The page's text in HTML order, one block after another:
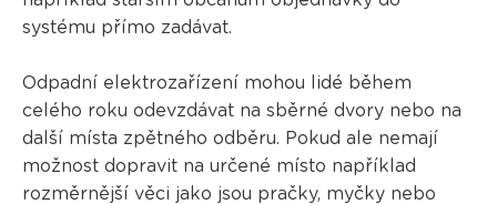
systému přímo zadávat.
Odpadní elektrozařízení mohou lidé během
celého roku odevzdávat na sběrné dvory nebo na
další místa zpětného odběru. Pokud ale nemají
možnost dopravit na určené místo například
rozměrnější věci jako jsou pračky, myčky nebo